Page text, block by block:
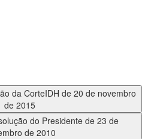
da CorteIDH de 20 de novembro
de 2015
do Presidente de 23 de
de 2010